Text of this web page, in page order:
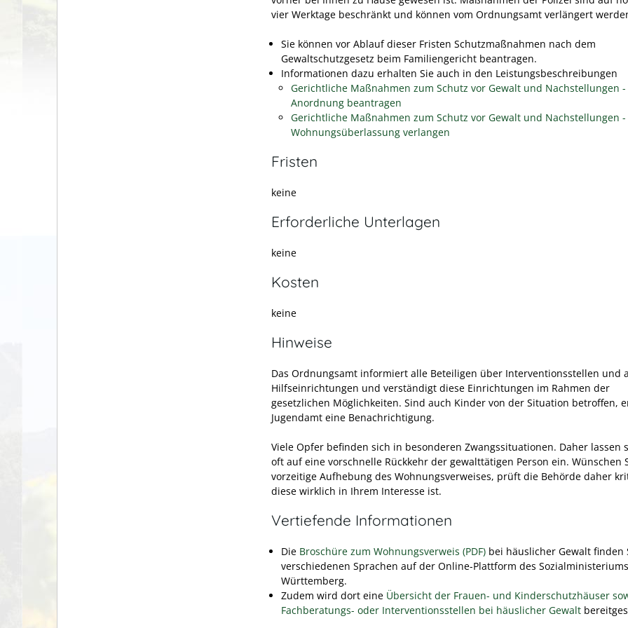
vier Werktage beschränkt und können vom Ordnungsamt verlängert
Sie können vor Ablauf dieser Fristen Schutzmaßnahmen nach dem
Gewaltschutzgesetz beim Familiengericht beantragen.
Informationen dazu erhalten Sie auch in den Leistungsbeschreibungen
Gerichtliche Maßnahmen zum Schutz vor Gewalt und Nachstellungen -
Anordnung beantragen
Gerichtliche Maßnahmen zum Schutz vor Gewalt und Nachstellungen -
Wohnungsüberlassung verlangen
Fristen
keine
Erforderliche Unterlagen
keine
Kosten
keine
Hinweise
Das Ordnungsamt informiert alle Beteiligen über Interventionsstellen und
Hilfseinrichtungen und verständigt diese Einrichtungen im Rahmen der
gesetzlichen Möglichkeiten. Sind auch Kinder von der Situation betroffen,
Jugendamt eine Benachrichtigung.
Viele Opfer befinden sich in besonderen Zwangssituationen. Daher lassen
oft auf eine vorschnelle Rückkehr der gewalttätigen Person ein. Wünschen
vorzeitige Aufhebung des Wohnungsverweises, prüft die Behörde daher
diese wirklich in Ihrem Interesse ist.
Vertiefende Informationen
Die Broschüre zum Wohnungsverweis (PDF) bei häuslicher Gewalt finden
verschiedenen Sprachen auf der Online-Plattform des
Württemberg.
Zudem wird dort eine Übersicht der Frauen- und Kinderschutzhäuser
Fachberatungs- oder Interventionsstellen bei häuslicher Gewalt